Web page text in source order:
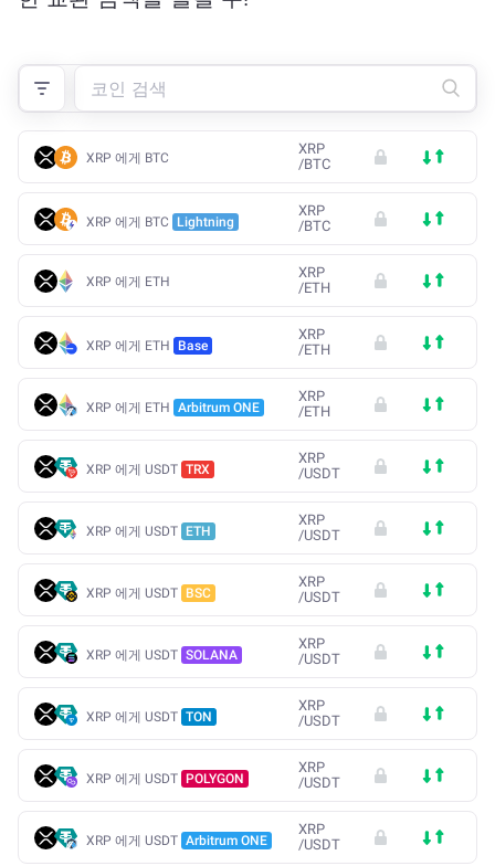
XRP 에게 BTC
XRP
/BTC
XRP 에게 BTC Lightning
XRP
/BTC
XRP 에게 ETH
XRP
/ETH
XRP 에게 ETH Base
XRP
/ETH
XRP 에게 ETH Arbitrum ONE
XRP
/ETH
XRP 에게 USDT TRX
XRP
/USDT
XRP 에게 USDT ETH
XRP
/USDT
XRP 에게 USDT BSC
XRP
/USDT
XRP 에게 USDT SOLANA
XRP
/USDT
XRP 에게 USDT TON
XRP
/USDT
XRP 에게 USDT POLYGON
XRP
/USDT
XRP 에게 USDT Arbitrum ONE
XRP
/USDT